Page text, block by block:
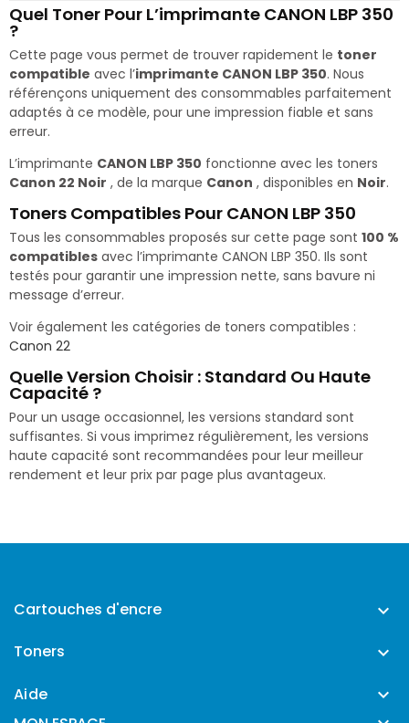
Quel Toner Pour L’imprimante CANON LBP 350
?
Cette page vous permet de trouver rapidement le toner
compatible avec l’imprimante CANON LBP 350. Nous
référençons uniquement des consommables parfaitement
adaptés à ce modèle, pour une impression fiable et sans
erreur.
L’imprimante CANON LBP 350 fonctionne avec les toners
Canon 22 Noir , de la marque Canon , disponibles en Noir.
Toners Compatibles Pour CANON LBP 350
Tous les consommables proposés sur cette page sont 100 %
compatibles avec l’imprimante CANON LBP 350. Ils sont
testés pour garantir une impression nette, sans bavure ni
message d’erreur.
Voir également les catégories de toners compatibles :
Canon 22
Quelle Version Choisir : Standard Ou Haute
Capacité ?
Pour un usage occasionnel, les versions standard sont
suffisantes. Si vous imprimez régulièrement, les versions
haute capacité sont recommandées pour leur meilleur
rendement et leur prix par page plus avantageux.
Cartouches d'encre 
Toners 
Aide 